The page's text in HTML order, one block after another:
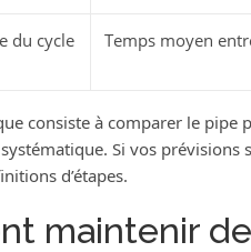
du cycle Temps moyen
consiste à comparer le pipe
Si vos
d’étapes.
maintenir